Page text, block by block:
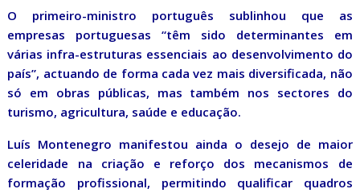
O primeiro-ministro português sublinhou que as
empresas portuguesas “têm sido determinantes em
várias infra-estruturas essenciais ao desenvolvimento do
país”, actuando de forma cada vez mais diversificada, não
só em obras públicas, mas também nos sectores do
turismo, agricultura, saúde e educação.
Luís Montenegro manifestou ainda o desejo de maior
celeridade na criação e reforço dos mecanismos de
formação profissional, permitindo qualificar quadros